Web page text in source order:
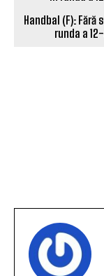
Handbal (F): Fără
runda a